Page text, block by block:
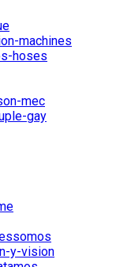
machines
hoses
mec
gay
y-vision